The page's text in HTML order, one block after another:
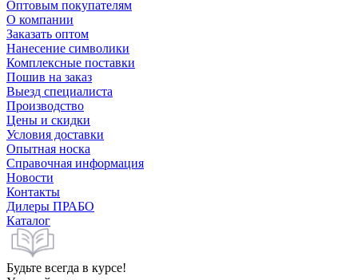
Оптовым покупателям
О компании
Заказать оптом
Нанесение символики
Комплексные поставки
Пошив на заказ
Выезд специалиста
Производство
Цены и скидки
Условия доставки
Опытная носка
Справочная информация
Новости
Контакты
Дилеры ПРАБО
Каталог
Будьте всегда в курсе!